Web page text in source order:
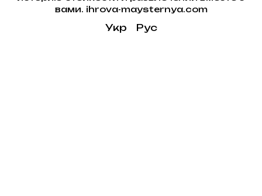
вами. ihrova-maysternya.com
Укр Рус